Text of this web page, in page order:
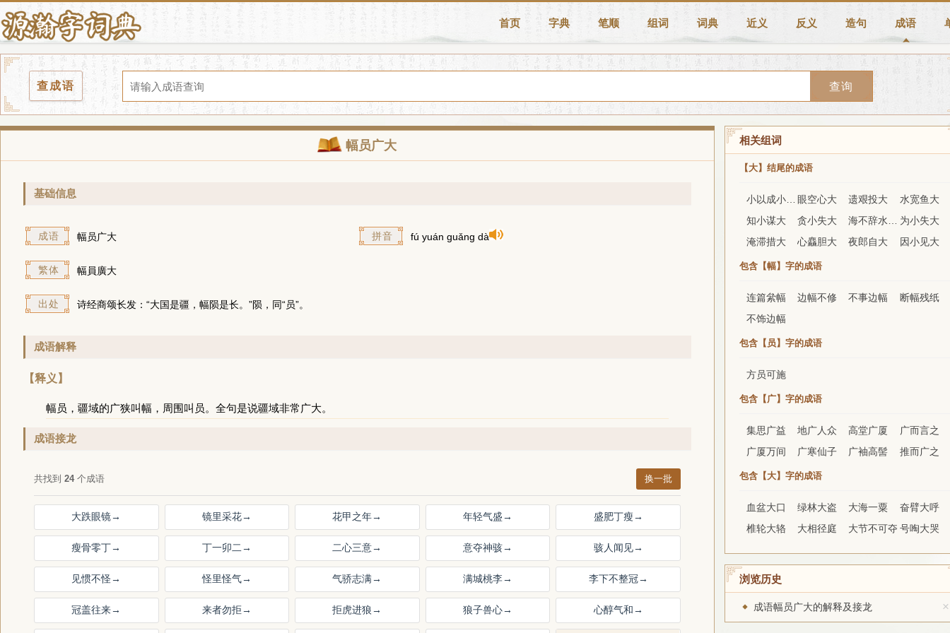
首页 字典 笔顺 组词 词典 近义 反义 造句 成语
查成语 查询
幅员广大
基础信息
成语 幅员广大 拼音 fú yuán guǎng dà
繁体 幅員廣大
出处 诗经商颂长发：“大国是疆，幅陨是长。”陨，同“员”。
成语解释
【释义】
幅员，疆域的广狭叫幅，周围叫员。全句是说疆域非常广大。
成语接龙
共找到 24个成语 换一批
大跌眼镜→ 镜里采花→ 花甲之年→ 年轻气盛→ 盛肥丁瘦→
瘦骨零丁→ 丁一卯二 → 二心三意→ 意夺神骇→ 骇人闻见→
见惯不怪→ 怪里怪气→ 气骄志满→ 满城桃李→ 李下不整冠→
冠盖往来→ 来者勿拒→ 拒虎进狼→ 狼子兽心→ 心醇气和→
相关组词
【大】结尾的成语
小以成小，大以成大 眼空心大 遗艰投大
水宽鱼大
知小谋大
贪小失大
为小失大
淹滞措大
心麤胆大 夜郎自大 因小见大
包含【幅】字的成语
连篇絫幅 边幅不修 不事边幅
断幅残纸
不饰边幅
包含【员】字的成语
方员可施
包含【广】字的成语
集思广益 地广人众 高堂广厦
广而言之
广厦万间
广寒仙子 广袖高髻 推而广之
包含【大】字的成语
血盆大口 绿林大盗 大海一粟
奋臂大呼
椎轮大辂
大相径庭 大节不可夺 号啕大哭
浏览历史
成语幅员广大的解释及接龙 ×